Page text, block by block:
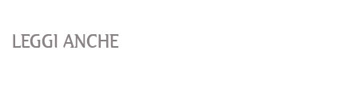
LEGGI ANCHE